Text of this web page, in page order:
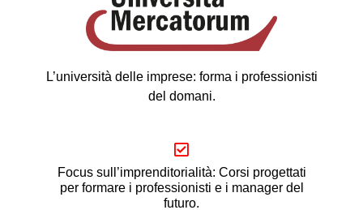
L’università delle imprese: forma i professionisti
del domani.
Focus sull’imprenditorialità: Corsi progettati
per formare i professionisti e i manager del
futuro.